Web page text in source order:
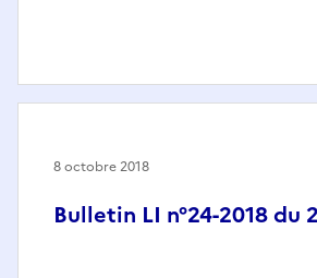
Bulletin LI n°24-2018 du
8 octobre 2018